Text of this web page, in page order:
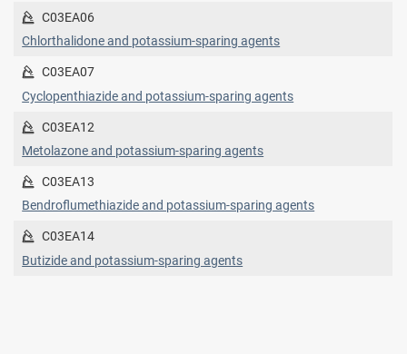
C03EA06
Chlorthalidone and potassium-sparing agents
C03EA07
Cyclopenthiazide and potassium-sparing agents
C03EA12
Metolazone and potassium-sparing agents
C03EA13
Bendroflumethiazide and potassium-sparing agents
C03EA14
Butizide and potassium-sparing agents